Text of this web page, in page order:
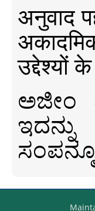
अनुवाद
उद्देश्यों
ಅಜೀಂ